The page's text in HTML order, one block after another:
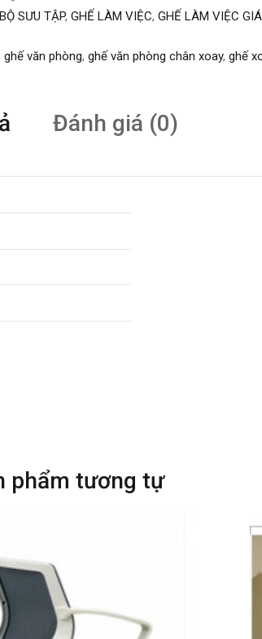
BỘ SƯU TẬP, GHẾ LÀM VIỆC, GHẾ LÀM VIỆC
ghế văn phòng, ghế văn phòng chân xoay, ghế
Đánh giá (0)
phẩm tương tự